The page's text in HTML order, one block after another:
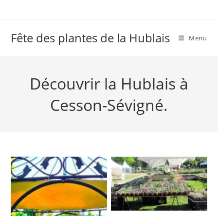
Fête des plantes de la Hublais Menu
Découvrir la Hublais à
Cesson-Sévigné.
Aucune légende